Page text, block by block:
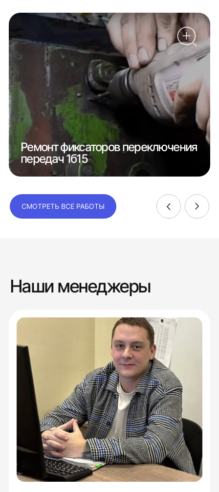
Ремонт фиксаторов переключения
передач 1б15
СМОТРЕТЬ ВСЕ РАБОТЫ
Наши менеджеры